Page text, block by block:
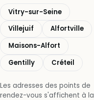
Vitry-sur-Seine
Villejuif
Alfortville
Maisons-Alfort
Gentilly
Créteil
Les adresses des points de
rendez-vous s'affichent à la